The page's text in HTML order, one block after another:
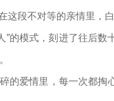
这段不对等的亲情里，
的模式，刻进了往后数
的爱情里，每一次都掏